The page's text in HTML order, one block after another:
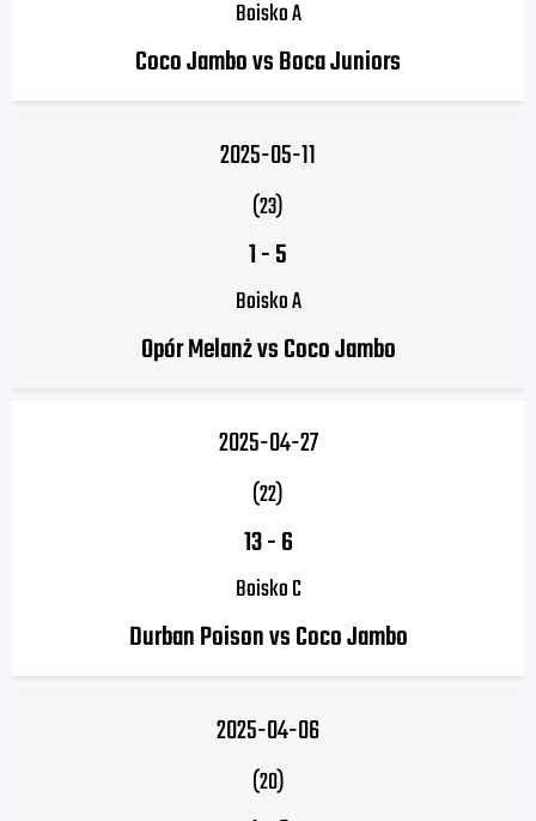
Boisko A
Coco Jambo vs Boca Juniors
2025-05-11
(23)
1-5
Boisko A
Opór Melanż vs Coco Jambo
2025-04-27
(22)
13-6
Boisko C
Durban Poison vs Coco Jambo
2025-04-06
(20)